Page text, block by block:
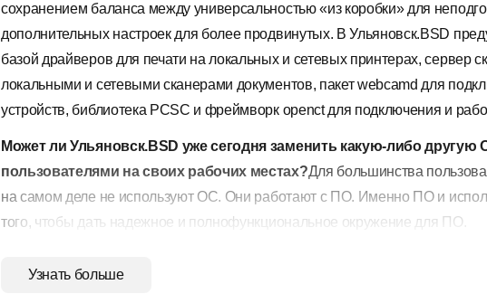
сохранением баланса между универсальностью «из коробки» для
дополнительных настроек для более продвинутых. В Ульяновск.BSD
базой драйверов для печати на локальных и сетевых принтерах, сервер
локальными и сетевыми сканерами документов, пакет webcamd для
устройств, библиотека PCSC и фреймворк openct для подключения и
Может ли Ульяновск.BSD уже сегодня заменить какую-либо
пользователями на своих рабочих местах?Для большинства
на самом деле не используют ОС. Они работают с ПО. Именно ПО и
того, чтобы дать надежное и полнофункциональное окружение для ПО.
Calligra и др.), ПО для работы с электронной почтой (Thunderbird, Kmail и
Узнать больше